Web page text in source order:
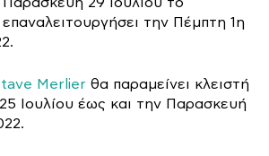
την Πέμπτη 1η
Merlier θα παραμείνει κλειστή
Ιουλίου έως και την Παρασκευή